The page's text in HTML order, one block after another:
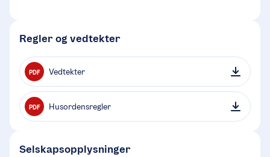
Regler og vedtekter
PDF Vedtekter
PDF Husordensregler
Selskapsopplysninger